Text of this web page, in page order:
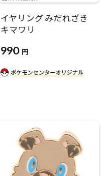
イヤリング みだれざき
キマワリ
990 円